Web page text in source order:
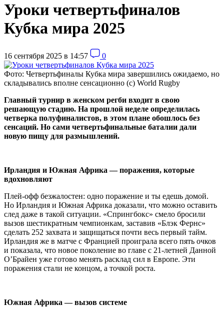
Уроки четвертьфиналов
Кубка мира 2025
16 сентября 2025 в 14:57 0
Фото: Четвертьфиналы Кубка мира завершились ожидаемо, но
складывались вполне сенсационно (с) World Rugby
Главный турнир в женском регби входит в свою
решающую стадию. На прошлой неделе определилась
четверка полуфиналистов, в этом плане обошлось без
сенсаций. Но сами четвертьфинальные баталии дали
новую пищу для размышлений.
Ирландия и Южная Африка — поражения, которые
вдохновляют
Плей-офф безжалостен: одно поражение и ты едешь домой.
Но Ирландия и Южная Африка доказали, что можно оставить
след даже в такой ситуации. «Спрингбокс» смело бросили
вызов шестикратным чемпионкам, заставив «Блэк Фернс»
сделать 252 захвата и защищаться почти весь первый тайм.
Ирландия же в матче с Францией проиграла всего пять очков
и показала, что новое поколение во главе с 21-летней Данной
О’Брайен уже готово менять расклад сил в Европе. Эти
поражения стали не концом, а точкой роста.
Южная Африка — вызов системе